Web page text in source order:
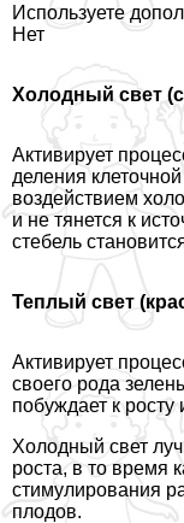
Используете
Нет
Холодный свет
Активирует
деления
воздействием
и не тянется к
стебель
Теплый свет
Активирует
своего рода
побуждает к
Холодный свет
роста, в то время
стимулирования
плодов.